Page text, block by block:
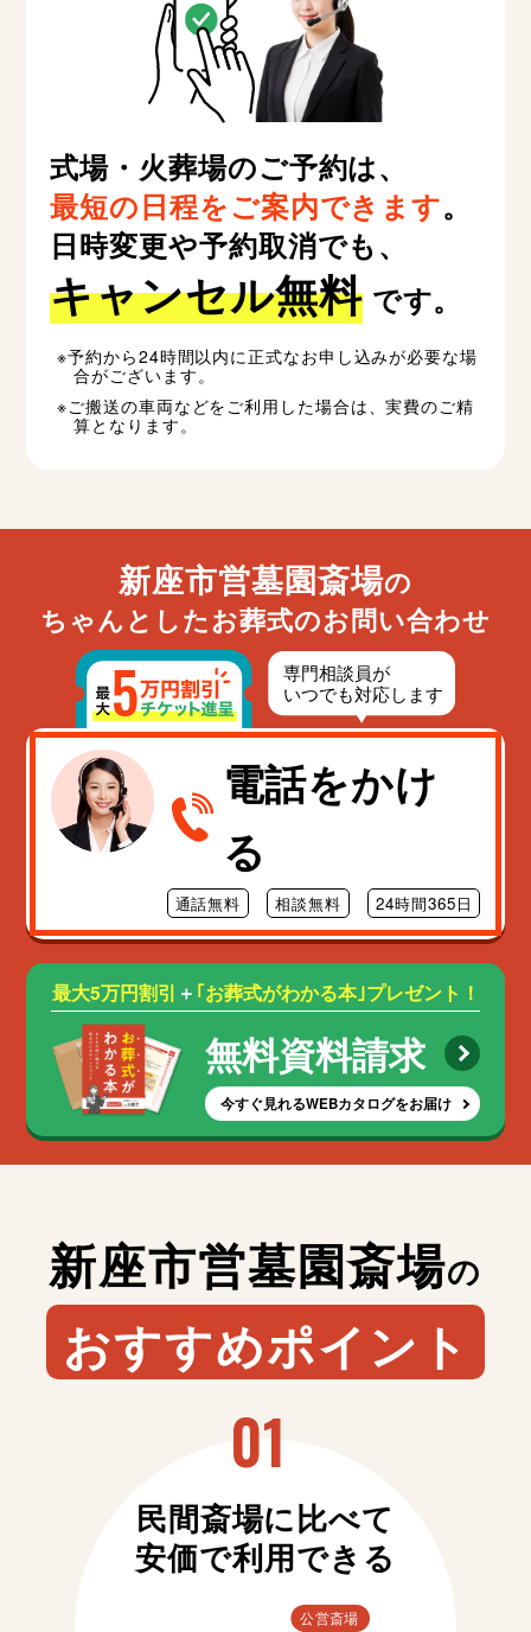
式場・火葬場のご予約は、
最短の日程をご案内できます。
日時変更や予約取消でも、
キャンセル無料です。
予約から24時間以内に正式なお申し込みが必要な場
合がございます。
ご搬送の車両などをご利用した場合は、実費のご精
算となります。
新座市営墓園斎場の
ちゃんとしたお葬式のお問い合わせ
電話をかけ
る
通話無料 相談無料 24時間365日
最大5万円割引 ＋ ｢お葬式がわかる本｣プレゼント！
無料資料請求
今すぐ見れるWEBカタログをお届け
新座市営墓園斎場の
おすすめポイント
民間斎場に比べて
安価で利用できる